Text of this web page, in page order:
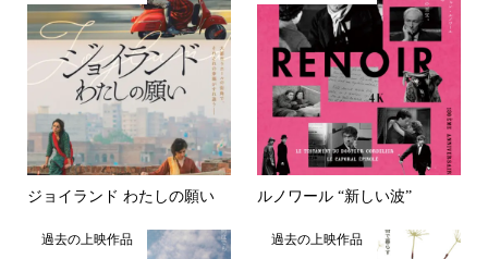
ジョイランド わたしの願い ルノワール “新しい波”
過去の上映作品 過去の上映作品